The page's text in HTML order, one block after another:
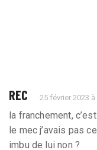
REC 25 février 2023 à
la franchement,
le mec j’avais pas
imbu de lui non ?